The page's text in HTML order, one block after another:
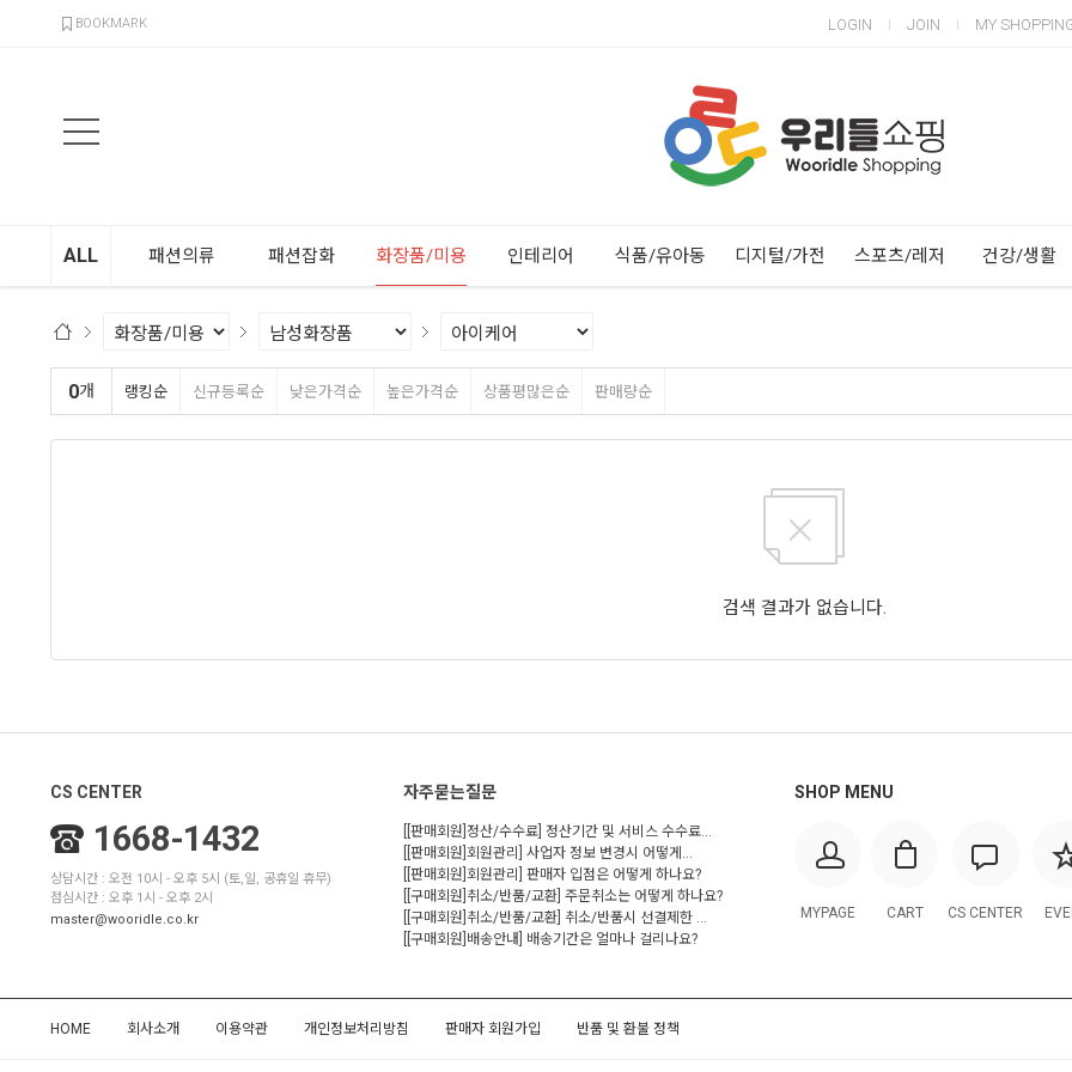
BOOKMARK LOGIN JOIN MY
ALL 패션의류 패션잡화 화장품/미용 인테리어 식품/유아동 디지털/가전 스포츠/레저 건강/생활
0개 랭킹순 신규등록순 낮은가격순 높은가격순 상품평많은순 판매량순
검색 결과가 없습니다.
CS CENTER
1668-1432
상담시간 : 오전 10시 - 오후 5시 (토,일, 공휴일 휴무)
점심시간 : 오후 1시 - 오후 2시
master@wooridle.co.kr
자주묻는질문
[[판매회원]정산/수수료] 정산기간 및 서비스 수수료...
[[판매회원]회원관리] 사업자 정보 변경시 어떻게...
[[판매회원]회원관리] 판매자 입점은 어떻게 하나요?
[[구매회원]취소/반품/교환] 주문취소는 어떻게 하나요?
[[구매회원]취소/반품/교환] 취소/반품시 선결제한 ...
[[구매회원]배송안내] 배송기간은 얼마나 걸리나요?
SHOP MENU
MYPAGE CART CS CENTER
HOME 회사소개 이용약관 개인정보처리방침 판매자 회원가입 반품 및 환불 정책